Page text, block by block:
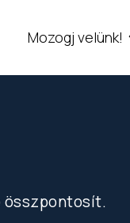
Mozogj velünk!
összpontosít.